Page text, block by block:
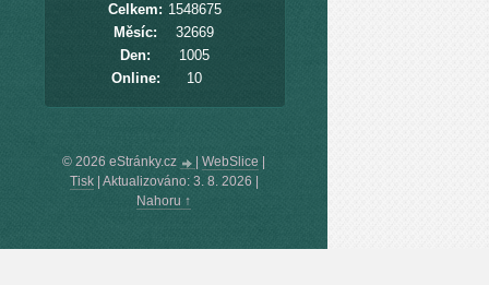
Online: 10
Celkem: 1548675
Měsíc:
32669
Den:
1005
© 2026 eStránky.cz WebSlice
Tisk| Aktualizováno: 3. 8. 2026
Nahoru ↑